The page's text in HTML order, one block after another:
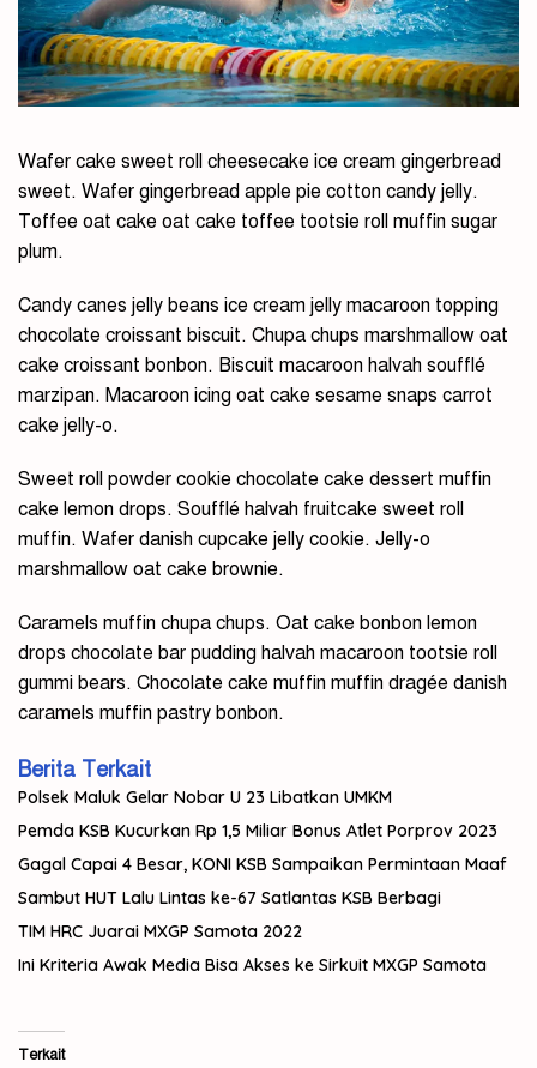
Wafer cake sweet roll cheesecake ice cream gingerbread
sweet. Wafer gingerbread apple pie cotton candy jelly.
Toffee oat cake oat cake toffee tootsie roll muffin sugar
plum.
Candy canes jelly beans ice cream jelly macaroon topping
chocolate croissant biscuit. Chupa chups marshmallow oat
cake croissant bonbon. Biscuit macaroon halvah soufflé
marzipan. Macaroon icing oat cake sesame snaps carrot
cake jelly-o.
Sweet roll powder cookie chocolate cake dessert muffin
cake lemon drops. Soufflé halvah fruitcake sweet roll
muffin. Wafer danish cupcake jelly cookie. Jelly-o
marshmallow oat cake brownie.
Caramels muffin chupa chups. Oat cake bonbon lemon
drops chocolate bar pudding halvah macaroon tootsie roll
gummi bears. Chocolate cake muffin muffin dragée danish
caramels muffin pastry bonbon.
Berita Terkait
Polsek Maluk Gelar Nobar U 23 Libatkan UMKM
Pemda KSB Kucurkan Rp 1,5 Miliar Bonus Atlet Porprov 2023
Gagal Capai 4 Besar, KONI KSB Sampaikan Permintaan Maaf
Sambut HUT Lalu Lintas ke-67 Satlantas KSB Berbagi
TIM HRC Juarai MXGP Samota 2022
Ini Kriteria Awak Media Bisa Akses ke Sirkuit MXGP Samota
Terkait